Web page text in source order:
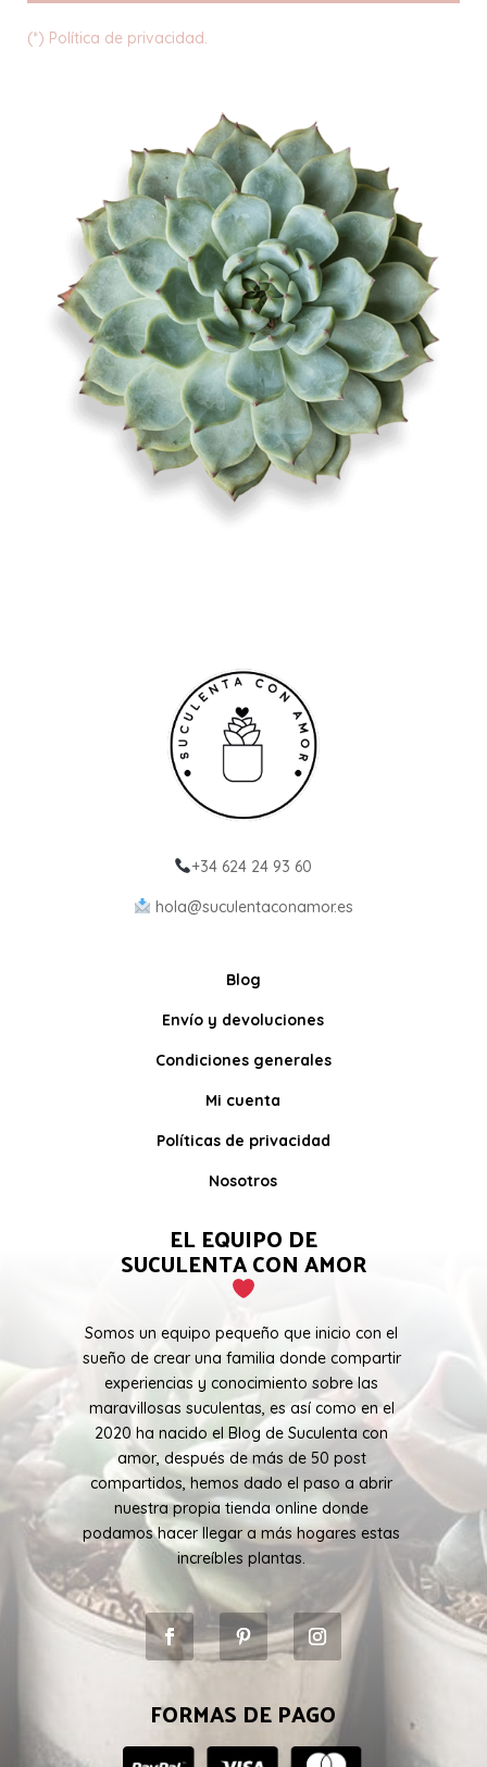
(*) Política de privacidad.
+34 624 24 93 60
hola@suculentaconamor.es
Blog
Envío y devoluciones
Condiciones generales
Mi cuenta
Políticas de privacidad
Nosotros
EL EQUIPO DE
SUCULENTA CON AMOR
Somos un equipo pequeño que inicio con el
sueño de crear una familia donde compartir
experiencias y conocimiento sobre las
maravillosas suculentas, es así como en el
2020 ha nacido el Blog de Suculenta con
amor, después de más de 50 post
compartidos, hemos dado el paso a abrir
nuestra propia tienda online donde
podamos hacer llegar a más hogares estas
increíbles plantas.
FORMAS DE PAGO